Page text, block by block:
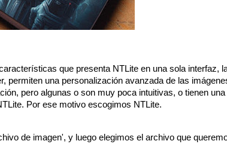
que presenta NTLite en una sola interfaz,
permiten una personalización avanzada de las
pero algunas o son muy poca intuitivas, o tienen
Por ese motivo escogimos NTLite.
de imagen', y luego elegimos el archivo que